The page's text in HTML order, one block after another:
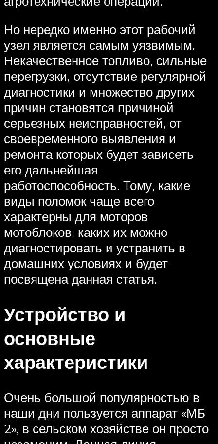
Но нередко именно этот рабочий
узел является самым уязвимым.
Некачественное топливо, сильные
перегрузки, отсутствие регулярной
диагностики и множество других
причин становятся причиной
серьезных неисправностей, от
своевременного выявления и
ремонта которых будет зависеть
его дальнейшая
работоспособность. Тому, какие
виды поломок чаще всего
характерны для моторов
мотоблоков, каких их можно
диагностировать и устранить в
домашних условиях и будет
посвящена данная статья.
Устройство и
основные
характеристики
Очень большой популярностью в
наши дни пользуется аппарат «МБ
2», в сельском хозяйстве он просто